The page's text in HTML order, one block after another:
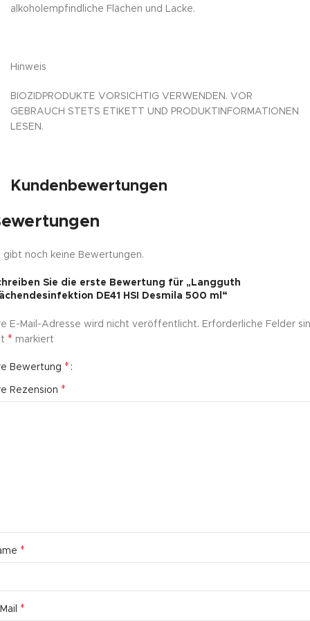
alkoholempfindliche Flächen und Lacke.
Hinweis
BIOZIDPRODUKTE VORSICHTIG VERWENDEN. VOR
GEBRAUCH STETS ETIKETT UND PRODUKTINFORMATIONEN
LESEN.
Kundenbewertungen
gibt noch keine Bewertungen.
Sie die erste Bewertung für „Langguth
DE41 HSI Desmila 500 ml“
E-Mail-Adresse wird nicht veröffentlicht. Erforderliche Felder
* markiert
Bewertung *
Rezension *
*
*